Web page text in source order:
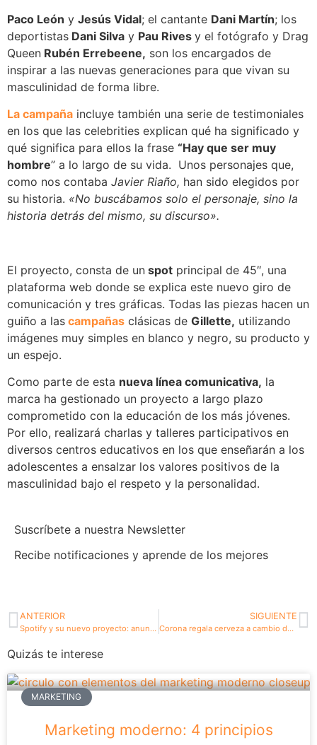
Paco León y Jesús Vidal; el cantante Dani Martín; los
deportistas Dani Silva y Pau Rives y el fotógrafo y Drag
Queen Rubén Errebeene, son los encargados de
inspirar a las nuevas generaciones para que vivan su
masculinidad de forma libre.
La campaña incluye también una serie de testimoniales
en los que las celebrities explican qué ha significado y
qué significa para ellos la frase “Hay que ser muy
hombre” a lo largo de su vida. Unos personajes que,
como nos contaba Javier Riaño, han sido elegidos por
su historia. «No buscábamos solo el personaje, sino la
historia detrás del mismo, su discurso».
El proyecto, consta de un spot principal de 45″, una
plataforma web donde se explica este nuevo giro de
comunicación y tres gráficas. Todas las piezas hacen un
guiño a las campañas clásicas de Gillette, utilizando
imágenes muy simples en blanco y negro, su producto y
un espejo.
Como parte de esta nueva línea comunicativa, la
marca ha gestionado un proyecto a largo plazo
comprometido con la educación de los más jóvenes.
Por ello, realizará charlas y talleres participativos en
diversos centros educativos en los que enseñarán a los
adolescentes a ensalzar los valores positivos de la
masculinidad bajo el respeto y la personalidad.
Suscríbete a nuestra Newsletter
Recibe notificaciones y aprende de los mejores
ANTERIOR
Spotify y su nuevo proyecto: anuncios interactivos
SIGUIENTE
Corona regala cerveza a cambio de limpiar de plástico los océanos
Quizás te interese
MARKETING
Marketing moderno: 4 principios